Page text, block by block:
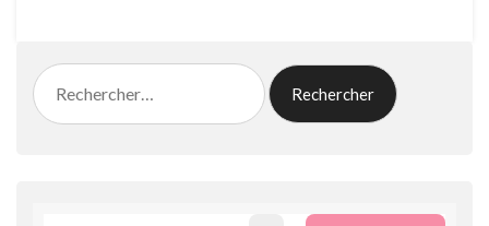
Rechercher :